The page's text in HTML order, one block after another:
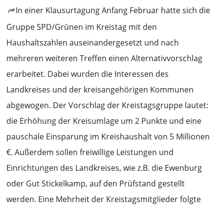
In einer Klausurtagung Anfang Februar hatte sich die
Gruppe SPD/Grünen im Kreistag mit den
Haushaltszahlen auseinandergesetzt und nach
mehreren weiteren Treffen einen Alternativvorschlag
erarbeitet. Dabei wurden die Interessen des
Landkreises und der kreisangehörigen Kommunen
abgewogen. Der Vorschlag der Kreistagsgruppe lautet:
die Erhöhung der Kreisumlage um 2 Punkte und eine
pauschale Einsparung im Kreishaushalt von 5 Millionen
€. Außerdem sollen freiwillige Leistungen und
Einrichtungen des Landkreises, wie z.B. die Ewenburg
oder Gut Stickelkamp, auf den Prüfstand gestellt
werden. Eine Mehrheit der Kreistagsmitglieder folgte